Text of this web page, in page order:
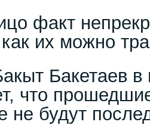
факт
их можно
Бакетаев
что
не будут